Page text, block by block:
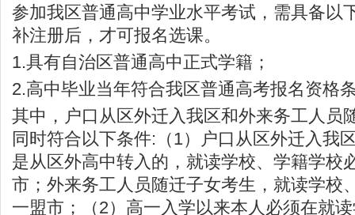
参加我区普通高中学业水平考试，需具备以
补注册后，才可报名选课。
1.具有自治区普通高中正式学籍；
2.高中毕业当年符合我区普通高考报名资格
其中，户口从区外迁入我区和外来务工人员
同时符合以下条件:（1）户口从区外迁入我
是从区外高中转入的，就读学校、学籍学校
市；外来务工人员随迁子女考生，就读学校
一盟市；（2）高一入学以来本人必须在就